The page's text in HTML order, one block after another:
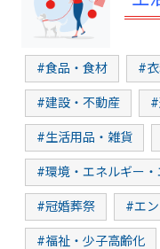
#食品・食材 #
#建設・不動産
#生活用品・雑貨
#環境・エネルギー・
#冠婚葬祭 #エ
#福祉・少子高齢化